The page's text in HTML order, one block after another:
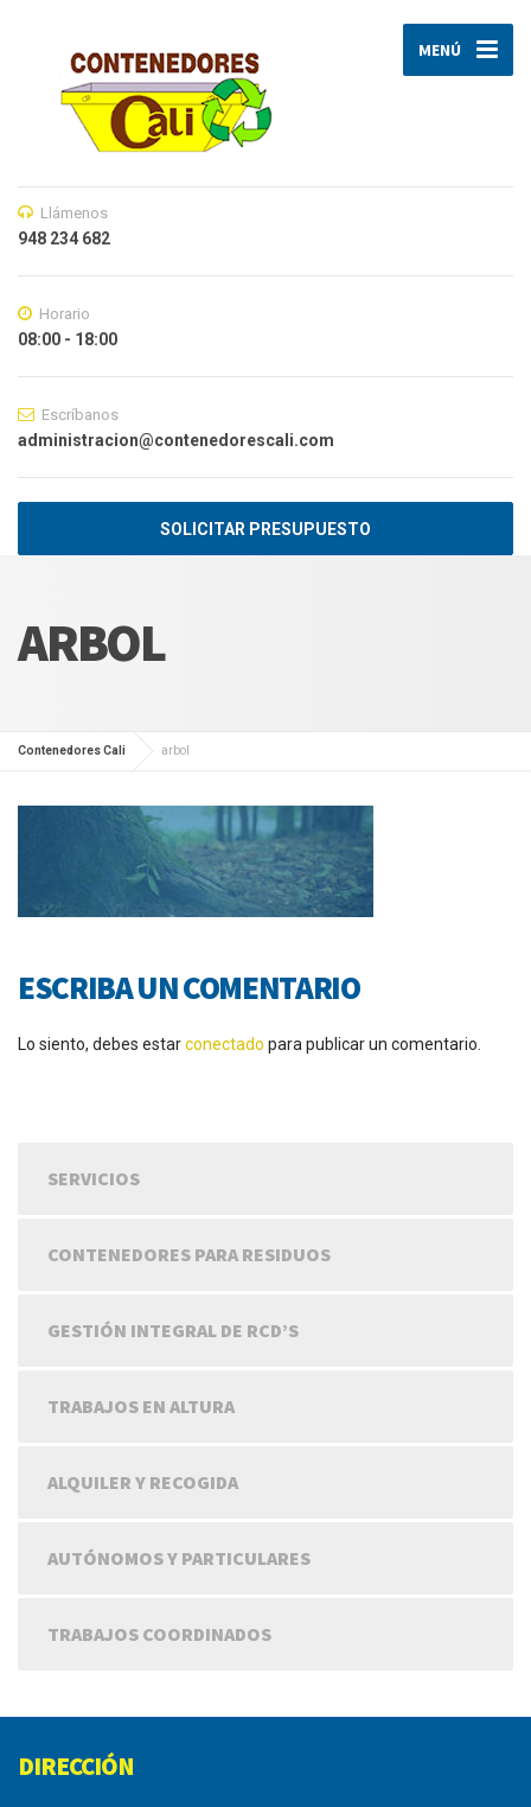
MENÚ
Llámenos
948 234 682
Horario
08:00 - 18:00
Escríbanos
administracion@contenedorescali.com
SOLICITAR PRESUPUESTO
ARBOL
Contenedores Cali arbol
ESCRIBA UN COMENTARIO
Lo siento, debes estarconectado para publicar un comentario.
SERVICIOS
CONTENEDORES PARA RESIDUOS
GESTIÓN INTEGRAL DE RCD’S
TRABAJOS EN ALTURA
ALQUILER Y RECOGIDA
AUTÓNOMOS Y PARTICULARES
TRABAJOS COORDINADOS
DIRECCIÓN